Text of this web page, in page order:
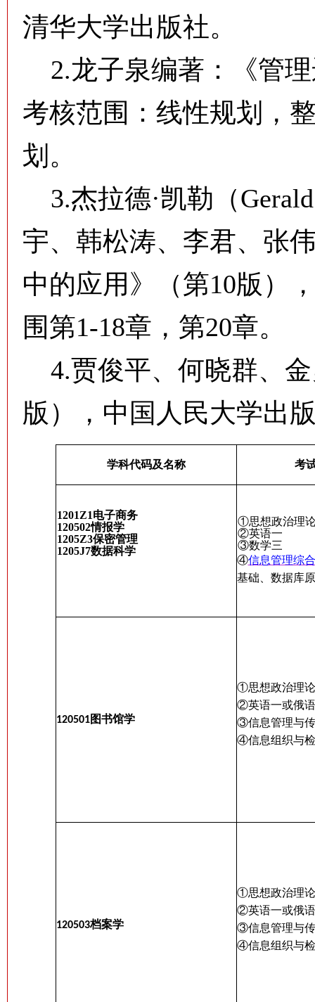
清华大学出版社。
2.龙子泉编著：《管
考核范围：线性规划，
划。
3.杰拉德·凯勒（
宇、韩松涛、李君、张
中的应用》（第10版）
围第1-18章，第20章。
4.贾俊平、何晓群、
版），中国人民大学出
学科代码及名称 考
1201Z1电子商务
120502情报学
1205Z3保密管理
1205J7数据科学
①思想政治理
②英语一
③数学三
④信息管理综合
基础、数据库
120501图书馆学
①思想政治理论
②英语一或俄
③信息管理与
④信息组织与
120503档案学
①思想政治理论
②英语一或俄
③信息管理与
④信息组织与